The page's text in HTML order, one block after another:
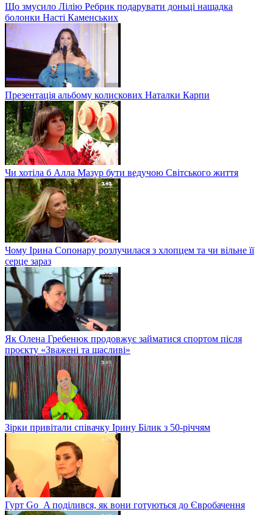
Що змусило Лілію Ребрик подарувати доньці нащадка
болонки Насті Каменських
Презентація альбому колискових Наталки Карпи
Чи хотіла б Алла Мазур бути ведучою Світського життя
Чому Ірина Сопонару розлучилася з хлопцем та чи вільне її
серце зараз
Як Олена Гребенюк продовжує займатися спортом після
проєкту «Зважені та щасливі»
Зірки привітали співачку Ірину Білик з 50-річчям
Гурт Go_A поділився, як вони готуються до Євробачення